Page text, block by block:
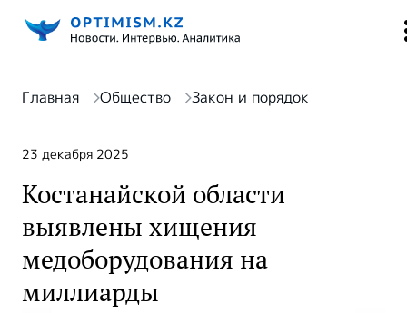
Главная Общество Закон и порядок
23 декабря 2025
Костанайской области
выявлены хищения
медоборудования на
миллиарды